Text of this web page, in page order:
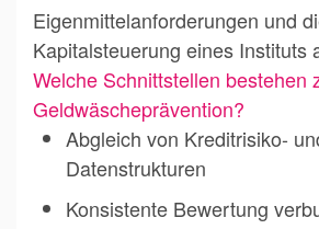
Eigenmittelanforderungen und
Kapitalsteuerung eines Instituts
Welche Schnittstellen bestehen
Geldwäscheprävention?
Abgleich von Kreditrisiko-
Datenstrukturen
Konsistente Bewertung